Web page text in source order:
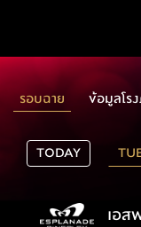
รอบฉาย ข้อมูลโร
TODAY
เอสพ